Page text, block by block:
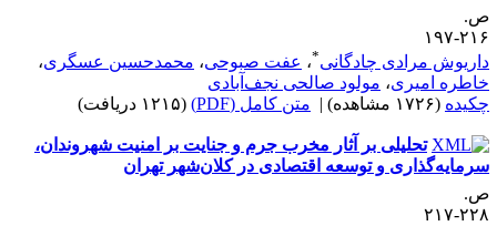
۱۹۷
مرادی چادگانی ،عفت صبوحی، محمدحسین عسگری ،
امیری ،مولود صالحی نجف‌آبادی
(۱۷۲۶ مشاهده) | متن کامل (PDF) (۱۲۱۵ دریافت)
تحلیلی بر آثار مخرب جرم و جنایت بر امنیت شهروندان،
و توسعه اقتصادی در کلان‌شهر تهران
۲۱۷